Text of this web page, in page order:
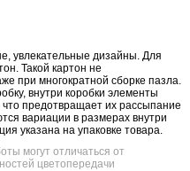
увлекательные дизайны. Для
Такой картон не
при многократной сборке пазла.
внутри коробки элементы
предотвращает их рассыпание
вариации в размерах внутри
указана на упаковке товара.
могут отличаться от
цветопередачи